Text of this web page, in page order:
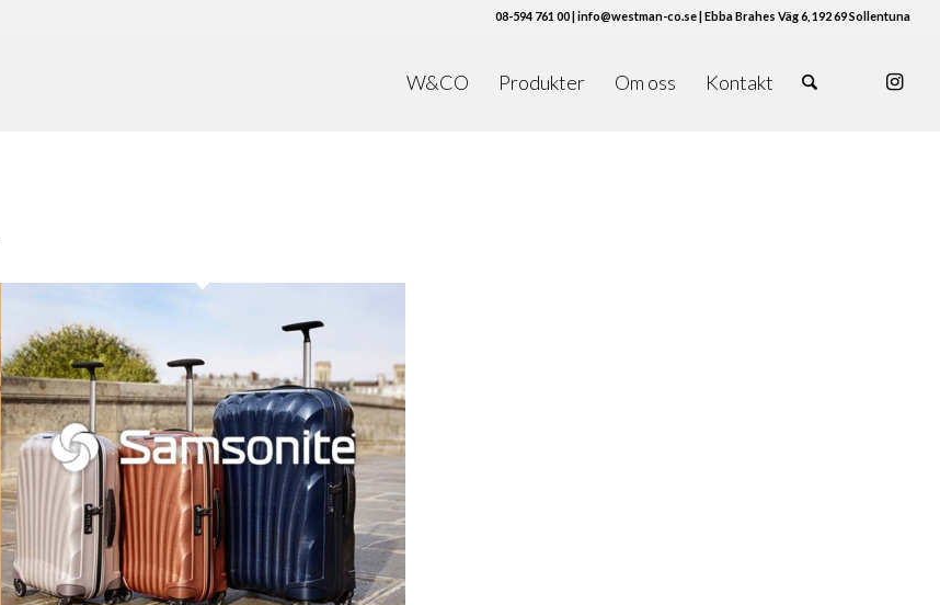
08-594 761 00 | info@westman-co.se | Ebba Brahes Väg 6, 192 69 Sollentuna
W&CO Produkter Om oss Kontakt